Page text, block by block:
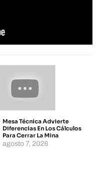
Mesa Técnica Advierte
Diferencias En Los Cálculos
Para Cerrar La Mina
agosto 7, 2026